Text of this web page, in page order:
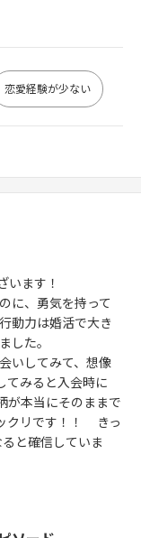
恋愛経験が少ない
います！
に、勇気を持って
動力は婚活で大き
した。
いしてみて、想像
てみると入会時に
が本当にそのままで
クリです！！ きっ
と確信していま